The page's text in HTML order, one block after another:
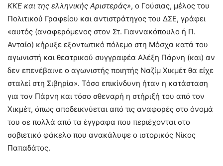
ΚΚΕ και της ελληνικής Αριστεράς», ο Γούσιας, μέλος του
Πολιτικού Γραφείου και αντιστράτηγος του ΔΣΕ, γράφει
«αυτός (αναφερόμενος στον Στ. Γιαννακόπουλο ή Π.
Ανταίο) κήρυξε εξοντωτικό πόλεμο στη Μόσχα κατά του
αγωνιστή και θεατρικού συγγραφέα Αλέξη Πάρνη (και) αν
δεν επενέβαινε ο αγωνιστής ποιητής Ναζίμ Χικμέτ θα είχε
σταλεί στη Σιβηρία». Τόσο επικίνδυνη ήταν η κατάσταση
για τον Πάρνη και τόσο σθεναρή η στήριξή του από τον
Χικμέτ, όπως αποδεικνύεται από τις αναφορές στο όνομά
του σε πολλά από τα έγγραφα που περιέχονται στο
σοβιετικό φάκελο που ανακάλυψε ο ιστορικός Νίκος
Παπαδάτος.